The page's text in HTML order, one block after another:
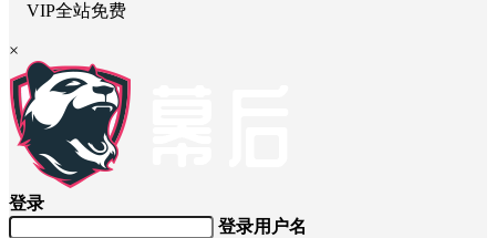
VIP全站免费
×
登录
登录用户名